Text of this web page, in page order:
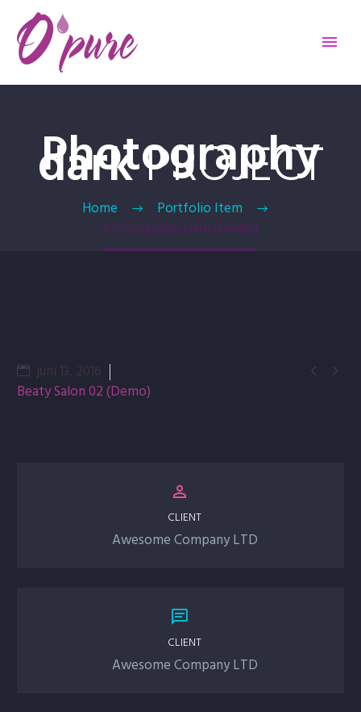
Photography
darkPROJECT
Home
Portfolio Item
Photography Dark (Demo)
 
juni 13, 2016
Beaty Salon 02 (Demo)


CLIENT
Awesome Company LTD


CLIENT
Awesome Company LTD